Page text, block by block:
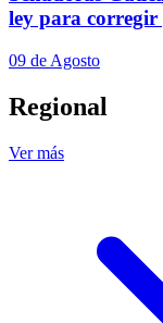
ley para corregir
09 de Agosto
Regional
Ver más